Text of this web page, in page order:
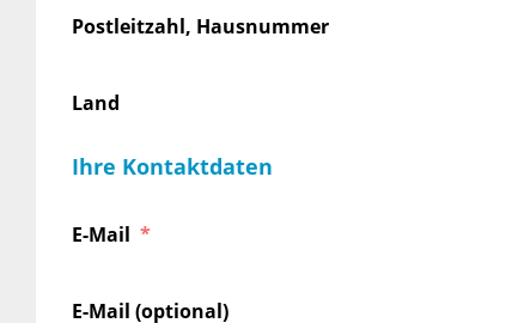
Postleitzahl, Hausnummer
Land
Ihre Kontaktdaten
E-Mail
E-Mail (optional)